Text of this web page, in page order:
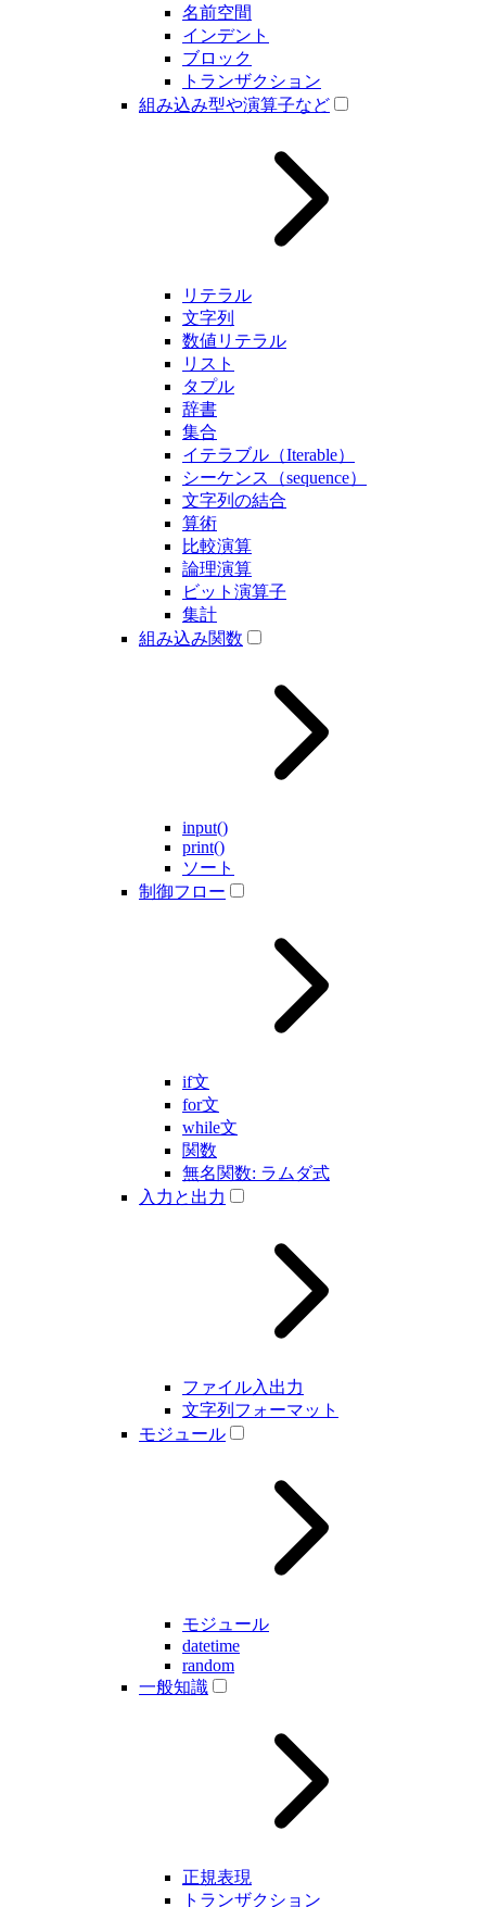
名前空間
インデント
ブロック
トランザクション
組み込み型や演算子など
リテラル
文字列
数値リテラル
リスト
タプル
辞書
集合
イテラブル（Iterable）
シーケンス（sequence）
文字列の結合
算術
比較演算
論理演算
ビット演算子
集計
組み込み関数
input()
print()
ソート
制御フロー
if文
for文
while文
関数
無名関数: ラムダ式
入力と出力
ファイル入出力
文字列フォーマット
モジュール
モジュール
datetime
random
一般知識
正規表現
トランザクション